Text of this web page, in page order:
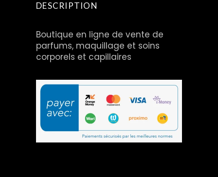
DESCRIPTION
Boutique en ligne de vente de
parfums, maquillage et soins
corporels et capillaires